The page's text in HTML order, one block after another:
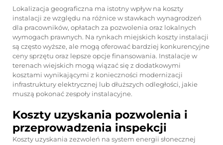
Lokalizacja geograficzna ma istotny wpływ na koszty
instalacji ze względu na różnice w stawkach wynagrodzeń
dla pracowników, opłatach za pozwolenia oraz lokalnych
wymogach prawnych. Na rynkach miejskich koszty instalacji
są często wyższe, ale mogą oferować bardziej konkurencyjne
ceny sprzętu oraz lepsze opcje finansowania. Instalacje w
terenach wiejskich mogą wiązać się z dodatkowymi
kosztami wynikającymi z konieczności modernizacji
infrastruktury elektrycznej lub dłuższych odległości, jakie
muszą pokonać zespoły instalacyjne.
Koszty uzyskania pozwolenia i
przeprowadzenia inspekcji
Koszty uzyskania zezwoleń na system energii słonecznej